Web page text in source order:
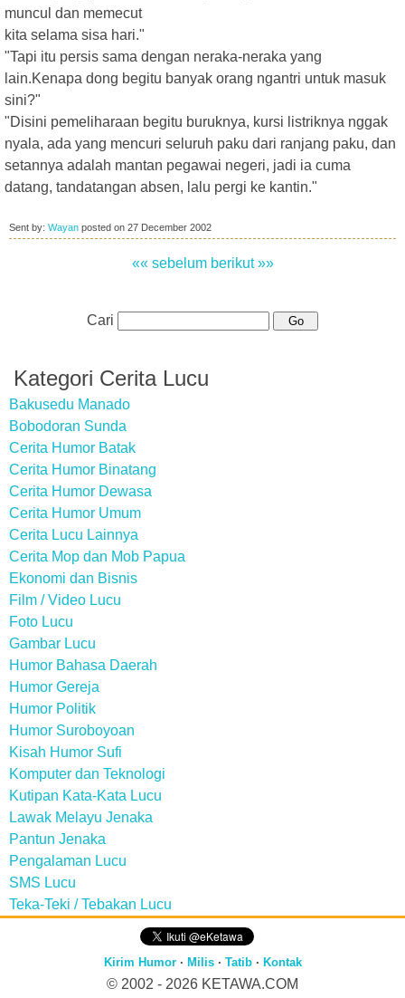
muncul dan memecut
kita selama sisa hari."
"Tapi itu persis sama dengan neraka-neraka yang
lain.Kenapa dong begitu banyak orang ngantri untuk masuk
sini?"
"Disini pemeliharaan begitu buruknya, kursi listriknya nggak
nyala, ada yang mencuri seluruh paku dari ranjang paku, dan
setannya adalah mantan pegawai negeri, jadi ia cuma
datang, tandatangan absen, lalu pergi ke kantin."
Sent by: Wayan posted on 27 December 2002
«« sebelum berikut »»
Cari
Kategori Cerita Lucu
Bakusedu Manado
Bobodoran Sunda
Cerita Humor Batak
Cerita Humor Binatang
Cerita Humor Dewasa
Cerita Humor Umum
Cerita Lucu Lainnya
Cerita Mop dan Mob Papua
Ekonomi dan Bisnis
Film / Video Lucu
Foto Lucu
Gambar Lucu
Humor Bahasa Daerah
Humor Gereja
Humor Politik
Humor Suroboyoan
Kisah Humor Sufi
Komputer dan Teknologi
Kutipan Kata-Kata Lucu
Lawak Melayu Jenaka
Pantun Jenaka
Pengalaman Lucu
SMS Lucu
Teka-Teki / Tebakan Lucu
Kirim Humor· Milis· Tatib· Kontak
© 2002 - 2026 KETAWA.COM